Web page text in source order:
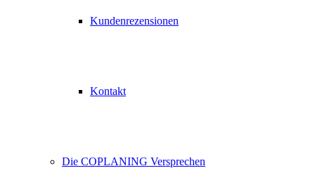
Kundenrezensionen
Kontakt
Die COPLANING Versprechen